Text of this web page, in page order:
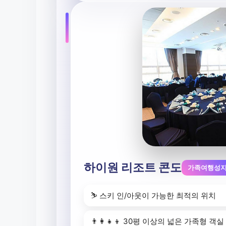
하이원 리조트 콘도 가족여행성
⛷️ 스키 인/아웃이 가능한 최적의 위치
👨‍👩‍👧‍👦 30평 이상의 넓은 가족형 객실